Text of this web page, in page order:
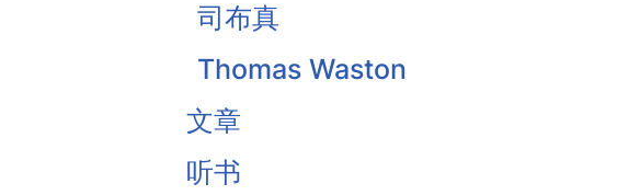
司布真
Thomas Waston
文章
听书